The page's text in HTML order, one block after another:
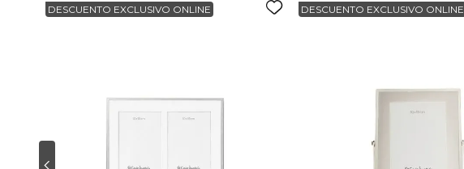
DESCUENTO EXCLUSIVO ONLINE DESCUENTO EXCLUSIVO ONLINE